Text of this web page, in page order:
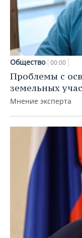
Общество 00:00
Проблемы с
земельных
Мнение эксперта